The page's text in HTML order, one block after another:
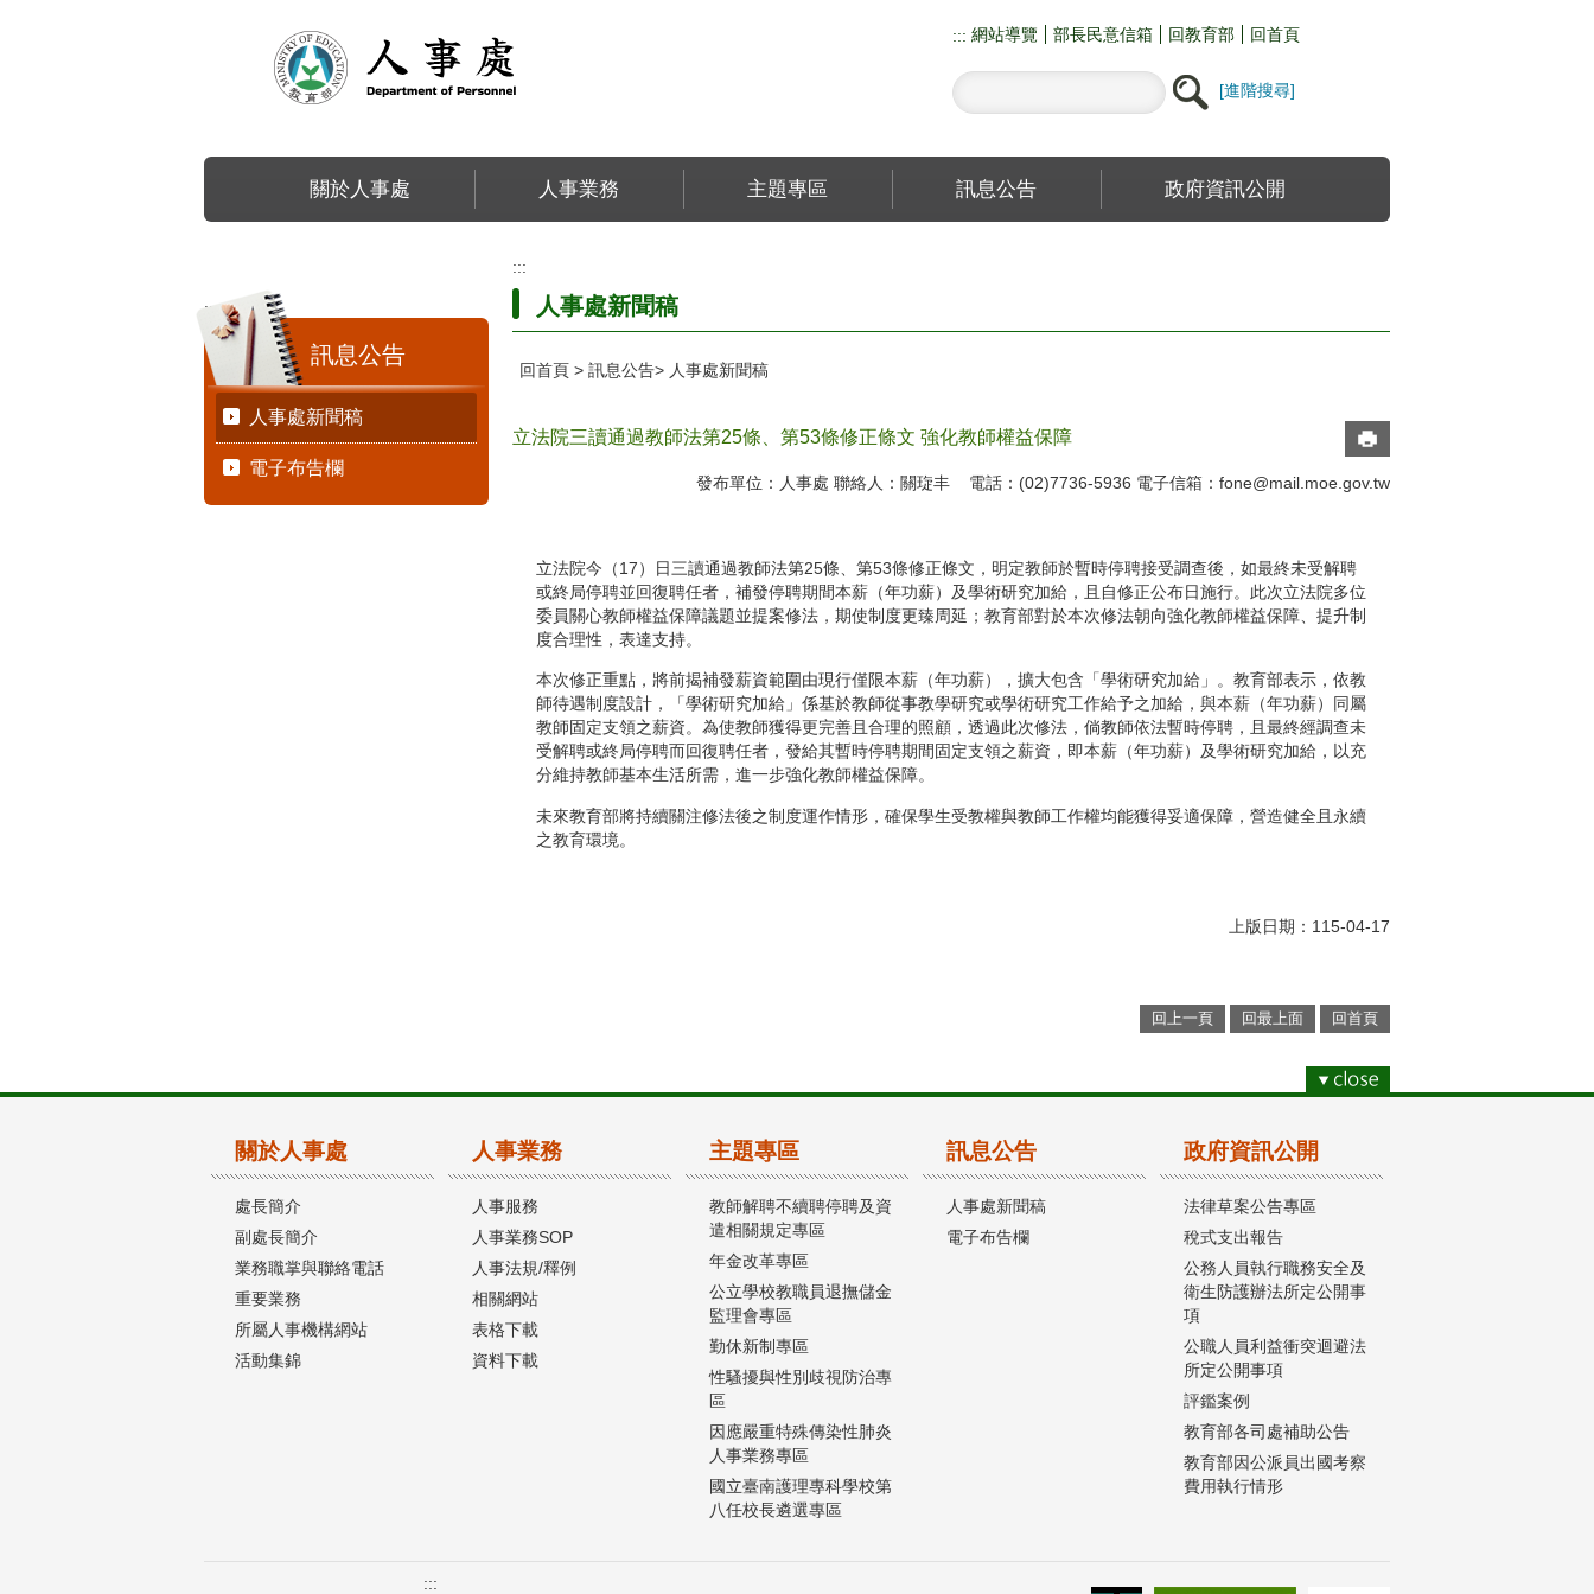
::: 網站導覽 部長民意信箱 回教育部 回首頁
進階搜尋
關於人事處 人事業務 主題專區 訊息公告 政府資訊公開
:::
訊息公告
人事處新聞稿
電子布告欄
:::
人事處新聞稿
回首頁 訊息公告 人事處新聞稿
立法院三讀通過教師法第25條、第53條修正條文 強化教師權益保障
發布單位：人事處 聯絡人：關琁丰 電話：(02)7736-5936 電子信箱： fone@mail.moe.gov.tw
立法院今（17）日三讀通過教師法第25條、第53條修正條文，明定教師於暫時停聘接受調查後，如最終未受解聘
或終局停聘並回復聘任者，補發停聘期間本薪（年功薪）及學術研究加給，且自修正公布日施行。此次立法院多位
委員關心教師權益保障議題並提案修法，期使制度更臻周延；教育部對於本次修法朝向強化教師權益保障、提升制
度合理性，表達支持。
本次修正重點，將前揭補發薪資範圍由現行僅限本薪（年功薪），擴大包含「學術研究加給」。教育部表示，依教
師待遇制度設計，「學術研究加給」係基於教師從事教學研究或學術研究工作給予之加給，與本薪（年功薪）同屬
教師固定支領之薪資。為使教師獲得更完善且合理的照顧，透過此次修法，倘教師依法暫時停聘，且最終經調查未
受解聘或終局停聘而回復聘任者，發給其暫時停聘期間固定支領之薪資，即本薪（年功薪）及學術研究加給，以充
分維持教師基本生活所需，進一步強化教師權益保障。
未來教育部將持續關注修法後之制度運作情形，確保學生受教權與教師工作權均能獲得妥適保障，營造健全且永續
之教育環境。
上版日期：115-04-17
回上一頁 回最上面 回首頁
關於人事處
處長簡介
副處長簡介
業務職掌與聯絡電話
重要業務
所屬人事機構網站
活動集錦
人事業務
人事服務
人事業務SOP
人事法規/釋例
相關網站
表格下載
資料下載
主題專區
教師解聘不續聘停聘及資
遣相關規定專區
年金改革專區
公立學校教職員退撫儲金
監理會專區
勤休新制專區
性騷擾與性別歧視防治專
區
因應嚴重特殊傳染性肺炎
人事業務專區
國立臺南護理專科學校第
八任校長遴選專區
訊息公告
人事處新聞稿
電子布告欄
政府資訊公開
法律草案公告專區
稅式支出報告
公務人員執行職務安全及
衛生防護辦法所定公開事
項
公職人員利益衝突迴避法
所定公開事項
評鑑案例
教育部各司處補助公告
教育部因公派員出國考察
費用執行情形
:::